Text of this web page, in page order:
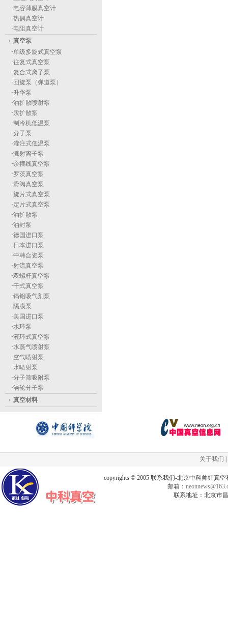
·电容薄膜真空计
·热偶真空计
·电阻真空计
真空泵
·单级多旋式真空泵
·往复式真空泵
·复合式离子泵
· 回旋泵（弹道泵）
·升华泵
·油扩散喷射泵
·汞扩散泵
·制冷机低温泵
·分子泵
·灌注式低温泵
·溅射离子泵
·余摆线真空泵
·罗茨真空泵
·滑阀真空泵
·旋片式真空泵
·定片式真空泵
·油扩散泵
·油封泵
·德国进口泵
· 日本进口泵
·中韩合资泵
·射流真空泵
·双螺杆真空泵
·干式真空泵
·镐铝吸气剂泵
· 隔膜泵
·美国进口泵
·水环泵
·液环式真空泵
·水蒸气喷射泵
·空气喷射泵
·水喷射泵
·分子筛吸附泵
·涡轮分子泵
真空材料
关于我们
copyrights © 2005 联系我们-北京中科帅虹真
邮箱：
联系地址：北京市